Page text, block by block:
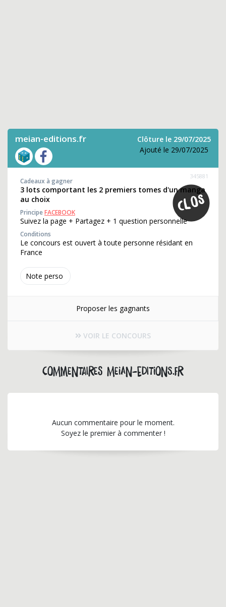
meian-editions.fr
Clôture le 29/07/2025
Ajouté le 29/07/2025
Note perso
345881
Cadeaux à gagner
3 lots comportant les 2 premiers tomes d'un manga
au choix
PrincipeFACEBOOK
Suivez la page + Partagez + 1 question personnelle
Conditions
Le concours est ouvert à toute personne résidant en
France
Proposer les gagnants
VOIR LE CONCOURS
Commentaires meian-editions.fr
Aucun commentaire pour le moment.
Soyez le premier à commenter !